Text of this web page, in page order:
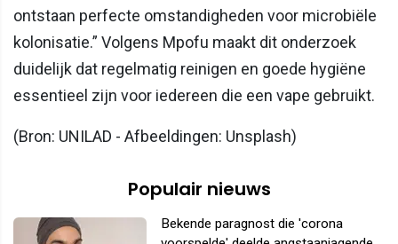
ontstaan perfecte omstandigheden voor microbiële
kolonisatie.” Volgens Mpofu maakt dit onderzoek
duidelijk dat regelmatig reinigen en goede hygiëne
essentieel zijn voor iedereen die een vape gebruikt.
(Bron: UNILAD - Afbeeldingen: Unsplash)
Populair nieuws
Bekende paragnost die 'corona